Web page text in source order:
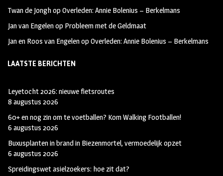
Twan de JonghopOverleden: Annie Bolenius – Berkelmans
Jan van Engelenop Probleem met de Geldmaat
Jan en Roos van EngelenopOverleden: Annie Bolenius – Berkelmans
LAATSTE BERICHTEN
Leyetocht 2026: nieuwe fietsroutes
8 augustus 2026
60+ en nog zin om te voetballen? Kom Walking Footballen!
6 augustus 2026
Buxusplanten in brand in Biezenmortel, vermoedelijk opzet
6 augustus 2026
Spreidingswet asielzoekers: hoe zit dat?